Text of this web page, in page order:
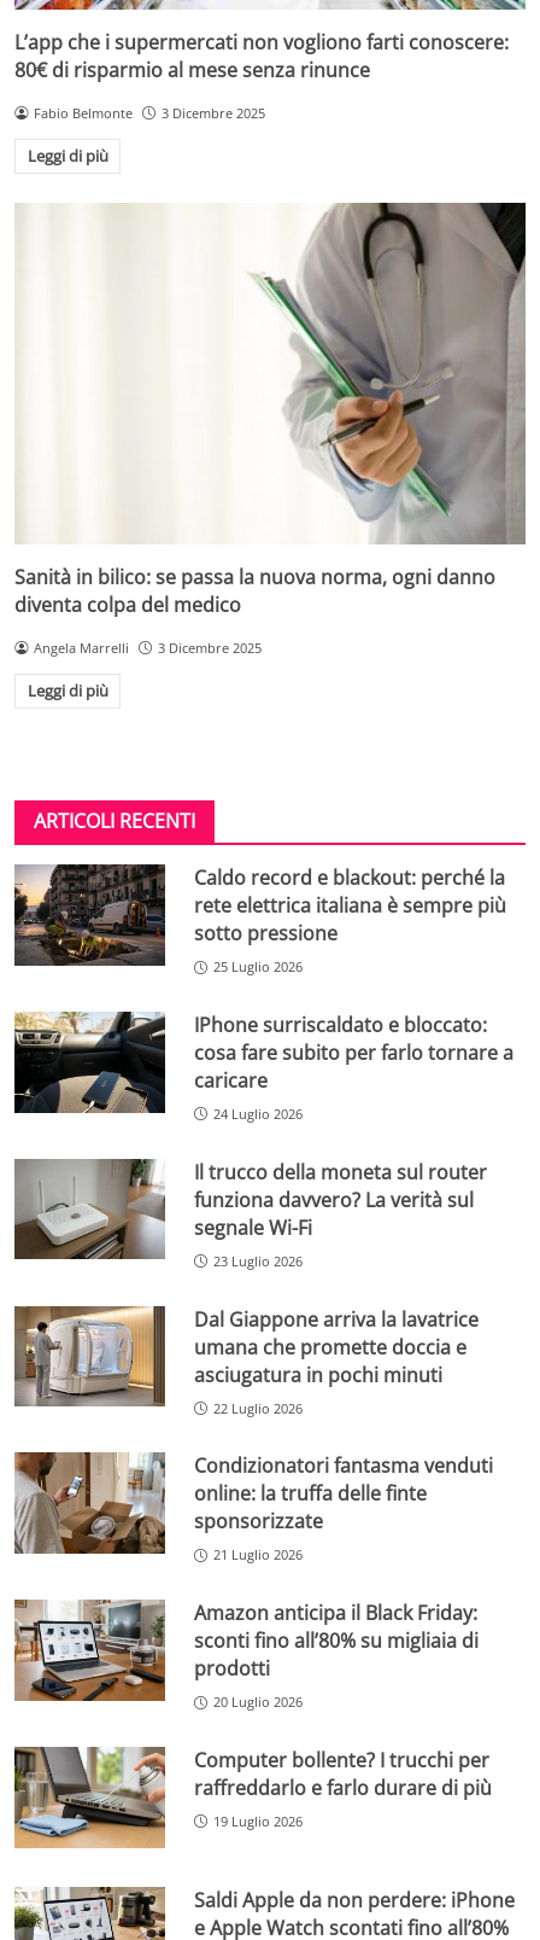
L’app che i supermercati non vogliono farti conoscere:
80€ di risparmio al mese senza rinunce
Fabio Belmonte 3 Dicembre 2025
Leggi di più
Sanità in bilico: se passa la nuova norma, ogni danno
diventa colpa del medico
Angela Marrelli 3 Dicembre 2025
Leggi di più
ARTICOLI RECENTI
Caldo record e blackout: perché la
rete elettrica italiana è sempre più
sotto pressione
25 Luglio 2026
IPhone surriscaldato e bloccato:
cosa fare subito per farlo tornare a
caricare
24 Luglio 2026
Il trucco della moneta sul router
funziona davvero? La verità sul
segnale Wi-Fi
23 Luglio 2026
Dal Giappone arriva la lavatrice
umana che promette doccia e
asciugatura in pochi minuti
22 Luglio 2026
Condizionatori fantasma venduti
online: la truffa delle finte
sponsorizzate
21 Luglio 2026
Amazon anticipa il Black Friday:
sconti fino all’80% su migliaia di
prodotti
20 Luglio 2026
Computer bollente? I trucchi per
raffreddarlo e farlo durare di più
19 Luglio 2026
Saldi Apple da non perdere: iPhone
e Apple Watch scontati fino all’80%